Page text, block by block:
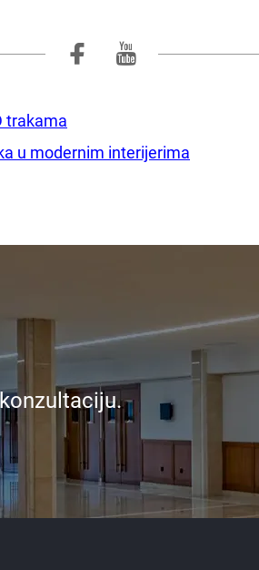
trakama
u modernim interijerima